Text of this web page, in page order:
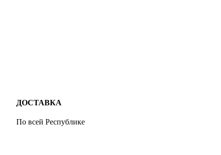
ДОСТАВКА
По всей Республике